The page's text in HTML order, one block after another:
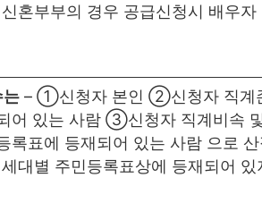
혼부부의 경우 공급신청시 배우자
는– ➀신청자 본인 ➁신청자 직계
어 있는 사람 ➂신청자 직계비속
록표에 등재되어 있는 사람 으로
대별 주민등록표상에 등재되어 있